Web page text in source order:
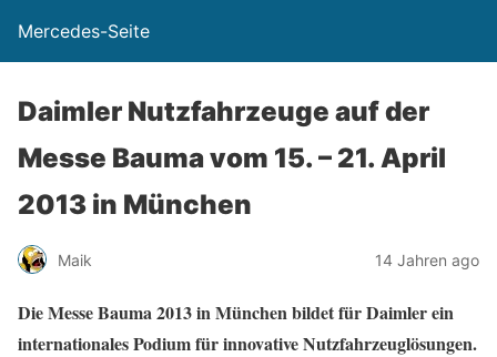
Mercedes-Seite
Daimler Nutzfahrzeuge auf der
Messe Bauma vom 15. – 21. April
2013 in München
Maik 14 Jahren ago
Die Messe Bauma 2013 in München bildet für Daimler ein
internationales Podium für innovative Nutzfahrzeuglösungen.